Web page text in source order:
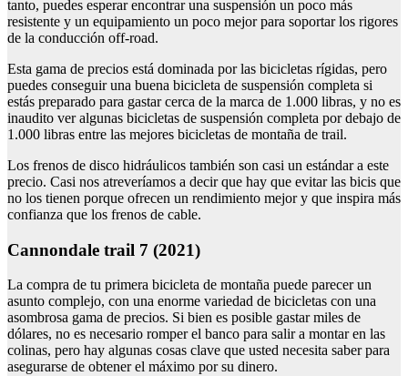
tanto, puedes esperar encontrar una suspensión un poco más
resistente y un equipamiento un poco mejor para soportar los rigores
de la conducción off-road.
Esta gama de precios está dominada por las bicicletas rígidas, pero
puedes conseguir una buena bicicleta de suspensión completa si
estás preparado para gastar cerca de la marca de 1.000 libras, y no es
inaudito ver algunas bicicletas de suspensión completa por debajo de
1.000 libras entre las mejores bicicletas de montaña de trail.
Los frenos de disco hidráulicos también son casi un estándar a este
precio. Casi nos atreveríamos a decir que hay que evitar las bicis que
no los tienen porque ofrecen un rendimiento mejor y que inspira más
confianza que los frenos de cable.
Cannondale trail 7 (2021)
La compra de tu primera bicicleta de montaña puede parecer un
asunto complejo, con una enorme variedad de bicicletas con una
asombrosa gama de precios. Si bien es posible gastar miles de
dólares, no es necesario romper el banco para salir a montar en las
colinas, pero hay algunas cosas clave que usted necesita saber para
asegurarse de obtener el máximo por su dinero.